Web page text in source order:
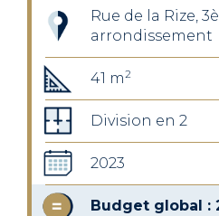
Rue de la Rize,
arrondissement
41 m2
Division en 2
2023
Budget global :